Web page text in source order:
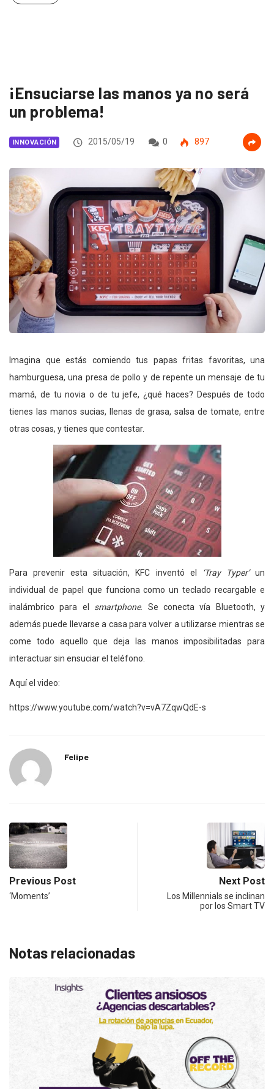
¡Ensuciarse las manos ya no será
un problema!
INNOVACIÓN 2015/05/19 0 897
Imagina que estás comiendo tus papas fritas favoritas, una
hamburguesa, una presa de pollo y de repente un mensaje de tu
mamá, de tu novia o de tu jefe, ¿qué haces? Después de todo
tienes las manos sucias, llenas de grasa, salsa de tomate, entre
otras cosas, y tienes que contestar.
Para prevenir esta situación, KFC inventó el ‘Tray Typer’un
individual de papel que funciona como un teclado recargable e
inalámbrico para el smartphone. Se conecta vía
Bluetooth, y
además puede llevarse a casa para volver a utilizarse mientras se
come todo aquello que deja las manos imposibilitadas para
interactuar sin ensuciar el teléfono.
Aquí el video:
https://www.youtube.com/watch?v=vA7ZqwQdE-s
Felipe
Previous Post
‘Moments’
Next Post
Los Millennials se inclinan
por los Smart TV
Notas relacionadas